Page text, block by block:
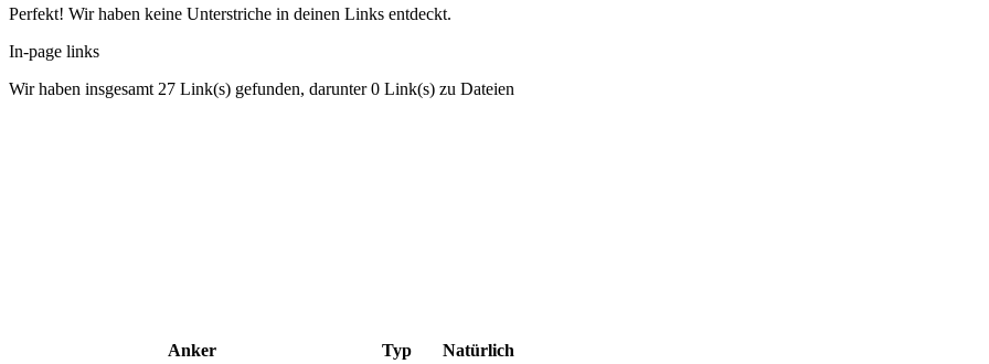
Perfekt! Wir haben keine Unterstriche in deinen Links entdeckt.
In-page links
Wir haben insgesamt 27 Link(s) gefunden, darunter 0 Link(s) zu Dateien
Anker Typ
Natürlich